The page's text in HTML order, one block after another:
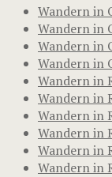
Wandern in
Wandern in
Wandern in
Wandern in
Wandern in
Wandern in
Wandern in
Wandern in
Wandern in
Wandern in